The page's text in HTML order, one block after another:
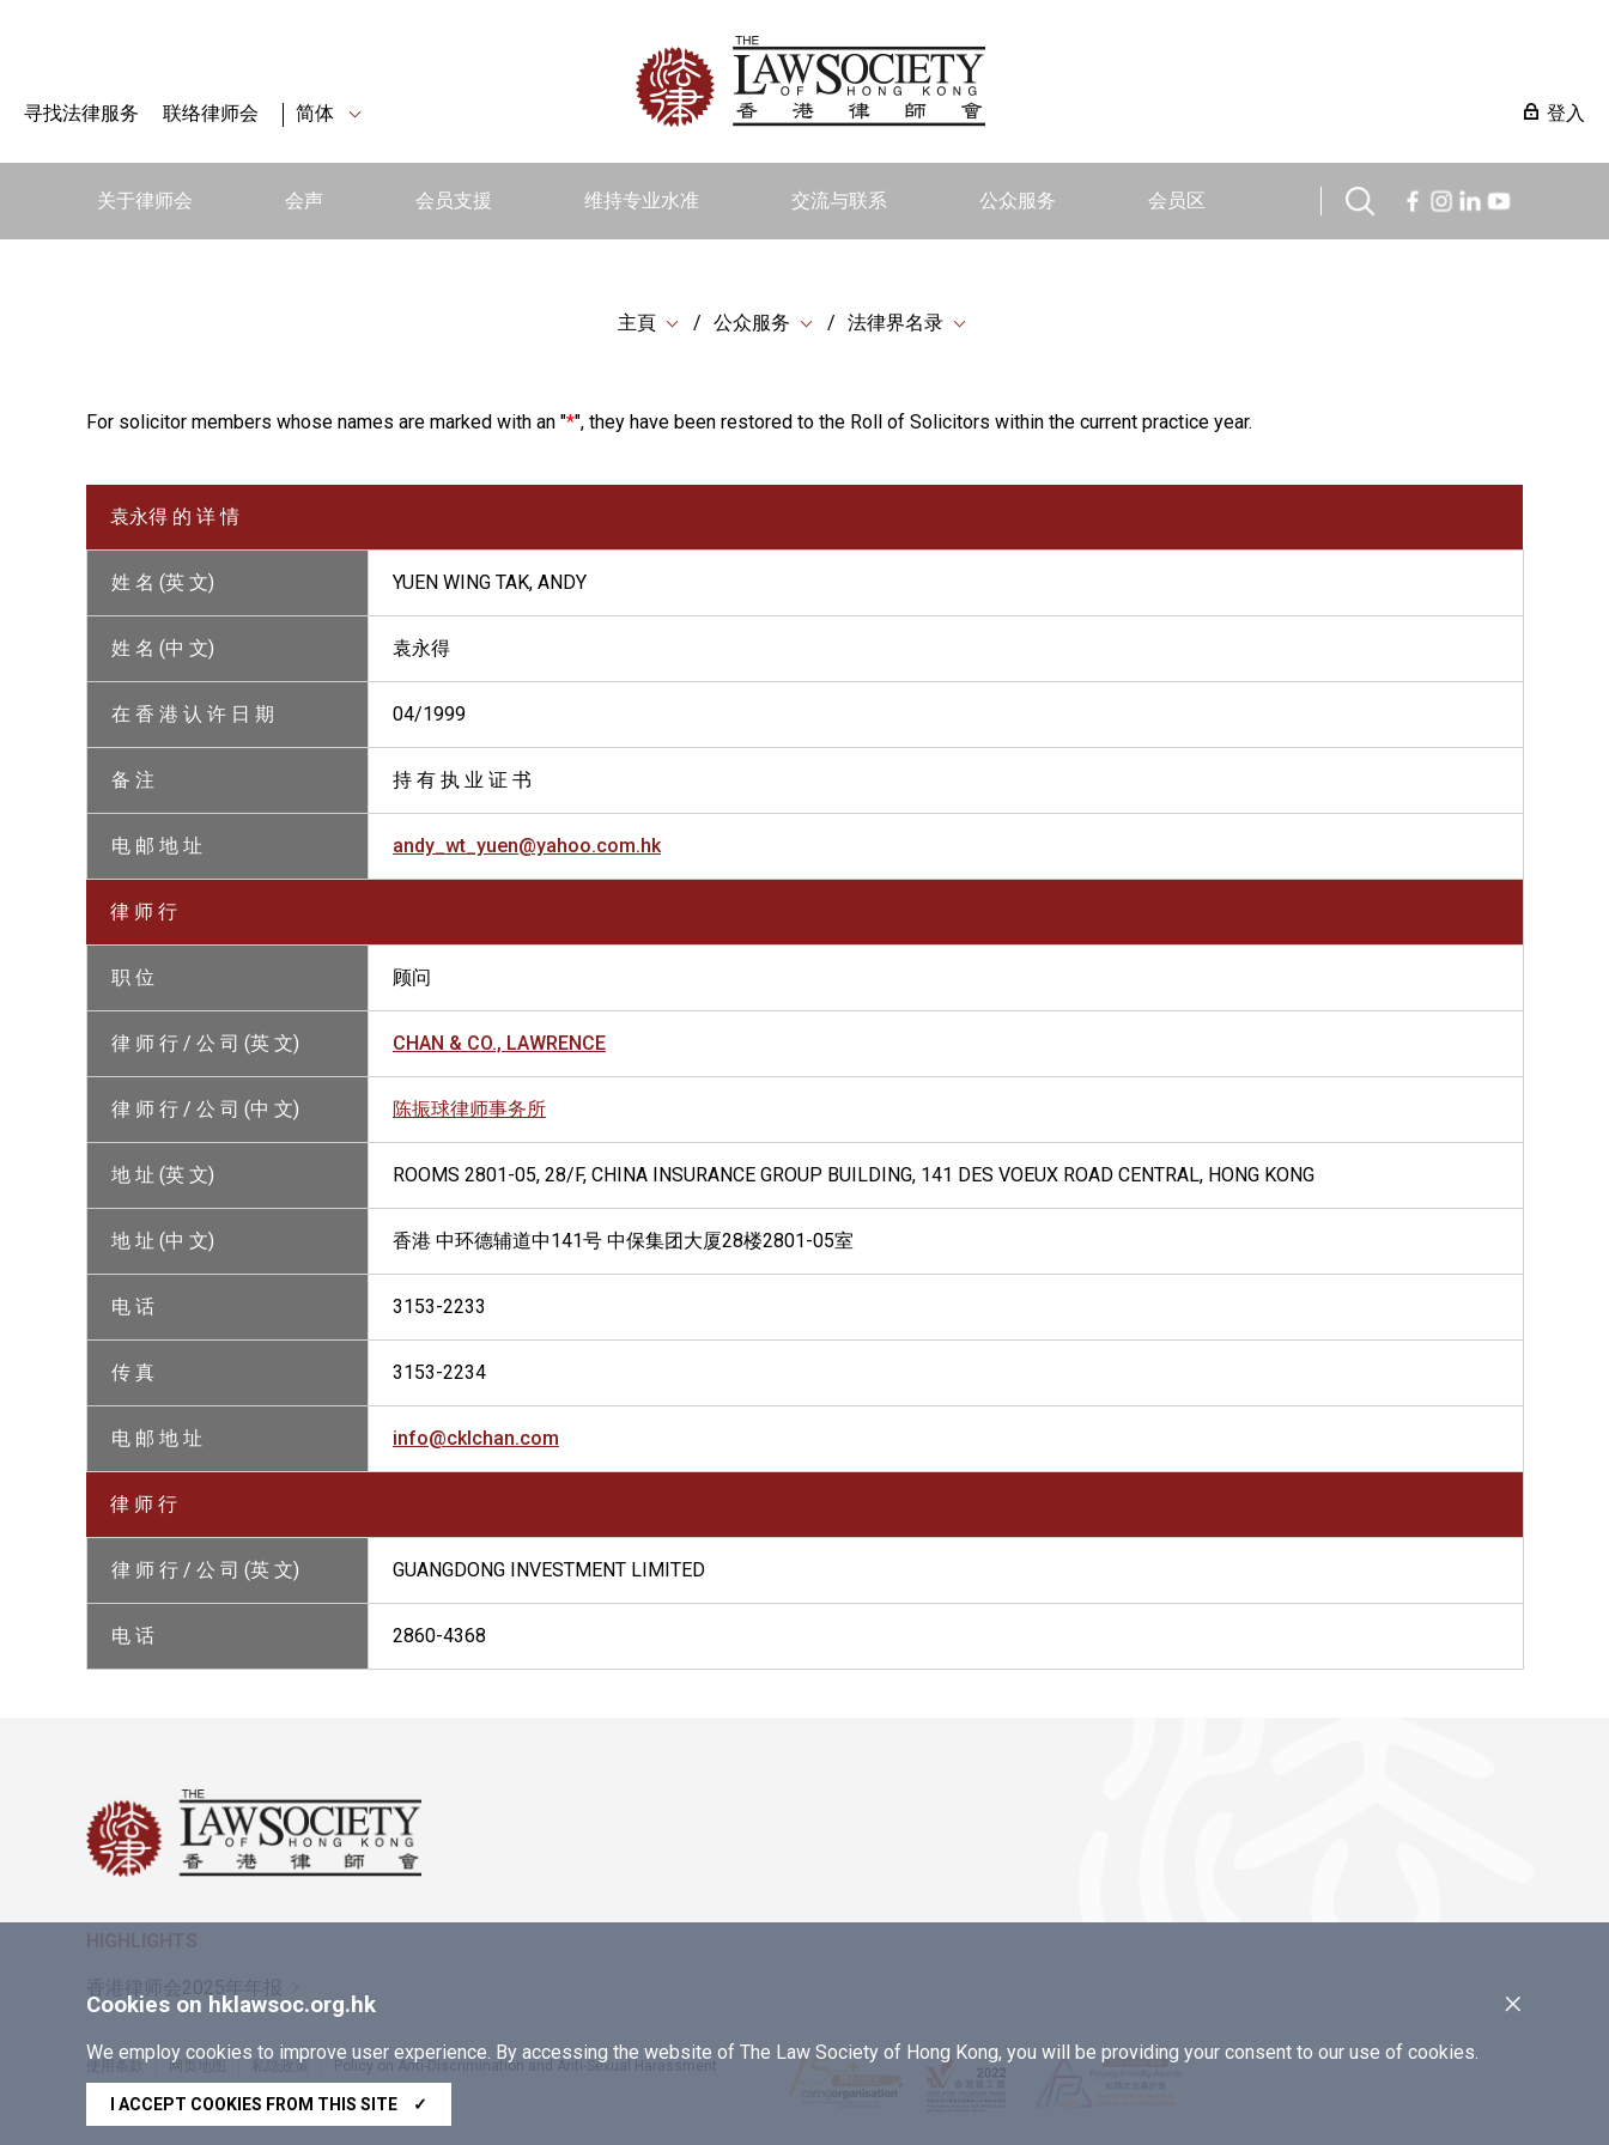
寻找法律服务 联络律师会 简体 登入
关于律师会 会声 会员支援 维持专业水准 交流与联系 公众服务 会员区
主頁 公众服务 法律界名录
For solicitor members whose names are marked with an "*", they have been restored to the Roll of Solicitors within the current practice year.
袁永得 的 详 情
姓 名 (英 文) YUEN WING TAK, ANDY
姓 名 (中 文) 袁永得
在 香 港 认 许 日 期 04/1999
备 注 持 有 执 业 证 书
电 邮 地 址 andy_wt_yuen@yahoo.com.hk
律 师 行
职 位 顾问
律 师 行 / 公 司 (英 文) CHAN & CO., LAWRENCE
律 师 行 / 公 司 (中 文) 陈振球律师事务所
地 址 (英 文) ROOMS 2801-05, 28/F, CHINA INSURANCE GROUP BUILDING, 141 DES VOEUX ROAD CENTRAL, HONG KONG
地 址 (中 文) 香港 中环德辅道中141号 中保集团大厦28楼2801-05室
电 话 3153-2233
传 真 3153-2234
电 邮 地 址 info@cklchan.com
律 师 行
律 师 行 / 公 司 (英 文) GUANGDONG INVESTMENT LIMITED
电 话 2860-4368
×
Cookies on hklawsoc.org.hk
We employ cookies to improve user experience. By accessing the website of The Law Society of Hong Kong, you will be providing your consent to our use of cookies.
I ACCEPT COOKIES FROM THIS SITE ✓
香港律师会2025年年报
网页地图 私隐政策
Policy on Anti-Discrimination and Anti-Sexual Harassment
Copyright © 2026 香港律师会版权所有，不得转载